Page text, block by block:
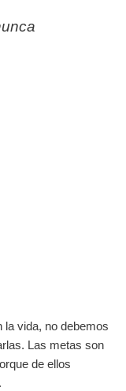
la vida, no debemos
Las metas son
de ellos